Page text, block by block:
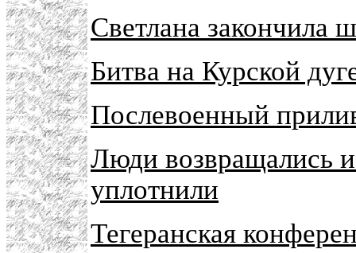
Светлана закончила
Битва на Курской
Послевоенный
Люди возвращались
уплотнили
Тегеранcкая